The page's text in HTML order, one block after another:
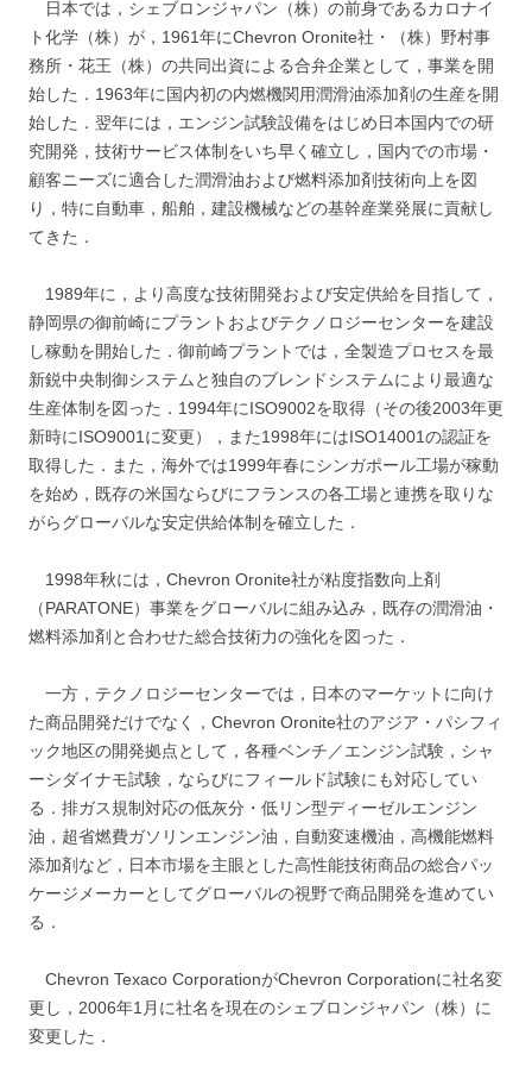
日本では，シェブロンジャパン（株）の前身であるカロナイ
ト化学（株）が，1961年にChevron Oronite社・（株）野村事
務所・花王（株）の共同出資による合弁企業として，事業を開
始した．1963年に国内初の内燃機関用潤滑油添加剤の生産を開
始した．翌年には，エンジン試験設備をはじめ日本国内での研
究開発，技術サービス体制をいち早く確立し，国内での市場・
顧客ニーズに適合した潤滑油および燃料添加剤技術向上を図
り，特に自動車，船舶，建設機械などの基幹産業発展に貢献し
てきた．
1989年に，より高度な技術開発および安定供給を目指して，
静岡県の御前崎にプラントおよびテクノロジーセンターを建設
し稼動を開始した．御前崎プラントでは，全製造プロセスを最
新鋭中央制御システムと独自のブレンドシステムにより最適な
生産体制を図った．1994年にISO9002を取得（その後2003年更
新時にISO9001に変更），また1998年にはISO14001の認証を
取得した．また，海外では1999年春にシンガポール工場が稼動
を始め，既存の米国ならびにフランスの各工場と連携を取りな
がらグローバルな安定供給体制を確立した．
1998年秋には，Chevron Oronite社が粘度指数向上剤
（PARATONE）事業をグローバルに組み込み，既存の潤滑油・
燃料添加剤と合わせた総合技術力の強化を図った．
一方，テクノロジーセンターでは，日本のマーケットに向け
た商品開発だけでなく，Chevron Oronite社のアジア・パシフィ
ック地区の開発拠点として，各種ベンチ／エンジン試験，シャ
ーシダイナモ試験，ならびにフィールド試験にも対応してい
る．排ガス規制対応の低灰分・低リン型ディーゼルエンジン
油，超省燃費ガソリンエンジン油，自動変速機油，高機能燃料
添加剤など，日本市場を主眼とした高性能技術商品の総合パッ
ケージメーカーとしてグローバルの視野で商品開発を進めてい
る．
Chevron Texaco CorporationがChevron Corporationに社名変
更し，2006年1月に社名を現在のシェブロンジャパン（株）に
変更した．